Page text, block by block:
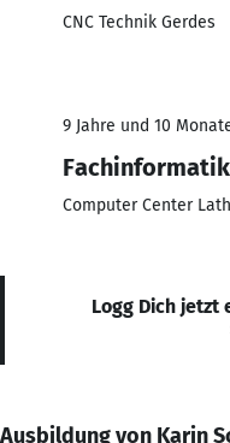
CNC Technik Gerdes
9 Jahre und 10
Computer Center
Logg Dich jetzt
Ausbildung von Karin